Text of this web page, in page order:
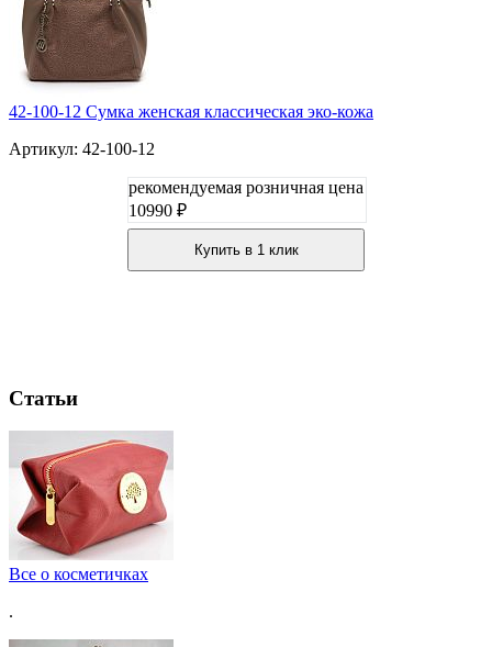
42-100-12 Сумка женская классическая эко-кожа
Артикул: 42-100-12
рекомендуемая розничная цена
10990 ₽
Купить в 1 клик
Статьи
Все о косметичках
.